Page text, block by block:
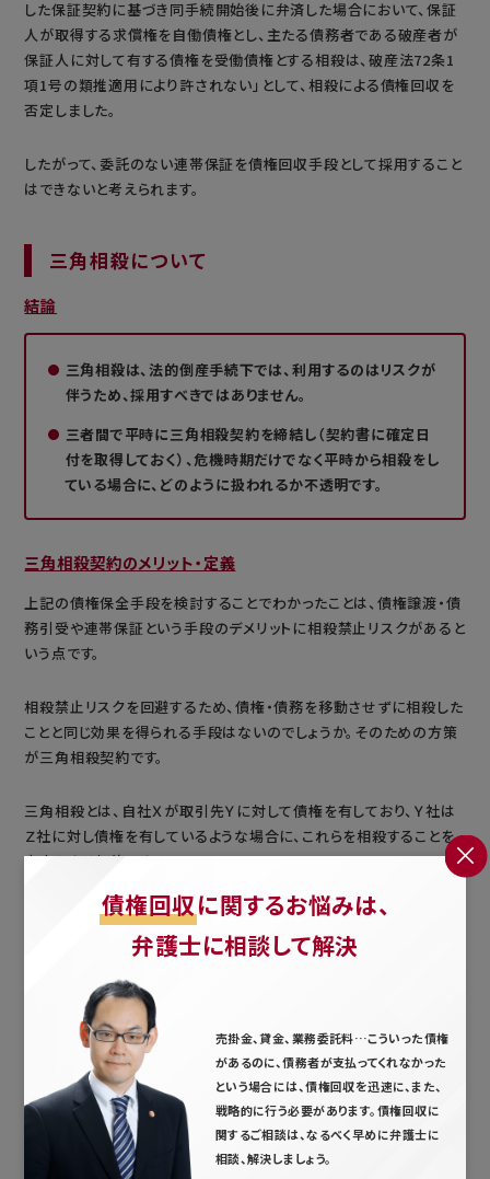
した保証契約に基づき同手続開始後に弁済した場合において、保証
人が取得する求償権を自働債権とし、主たる債務者である破産者が
保証人に対して有する債権を受働債権とする相殺は、破産法72条1
項1号の類推適用により許されない」として、相殺による債権回収を
否定しました。
したがって、委託のない連帯保証を債権回収手段として採用すること
はできないと考えられます。
三角相殺について
結論
三角相殺は、法的倒産手続下では、利用するのはリスクが
伴うため、採用すべきではありません。
三者間で平時に三角相殺契約を締結し（契約書に確定日
付を取得しておく）、危機時期だけでなく平時から相殺をし
ている場合に、どのように扱われるか不透明です。
三角相殺契約のメリット・定義
上記の債権保全手段を検討することでわかったことは、債権譲渡・債
務引受や連帯保証という手段のデメリットに相殺禁止リスクがあると
いう点です。
相殺禁止リスクを回避するため、債権・債務を移動させずに相殺した
ことと同じ効果を得られる手段はないのでしょうか。そのための方策
が三角相殺契約です。
三角相殺とは、自社Ｘが取引先Ｙに対して債権を有しており、Ｙ社は
Ｚ社に対し債権を有しているような場合に、これらを相殺することを
内容とする契約です。
三角相殺の可否
契約当事者間では有効です。
ただし、契約当事者以外の者をも拘束することができるかは別です。
たとえば、Ｙに他の債権者Ａが存在する場合を考えてみてください。
ＸＹＺ間の三角相殺をＡに主張できない場合、ＡはＹのＺに対する債
権を回収し、これを責任財産（差押えの対象となる債務者の財産とい
うイメージです）とすることができます。
債権回収に関するお悩みは、
弁護士に相談して解決
売掛金、貸金、業務委託料…こういった債権
があるのに、債務者が支払ってくれなかった
という場合には、債権回収を迅速に、また、
戦略的に行う必要があります。債権回収に
関するご相談は、なるべく早めに弁護士に
相談、解決しましょう。